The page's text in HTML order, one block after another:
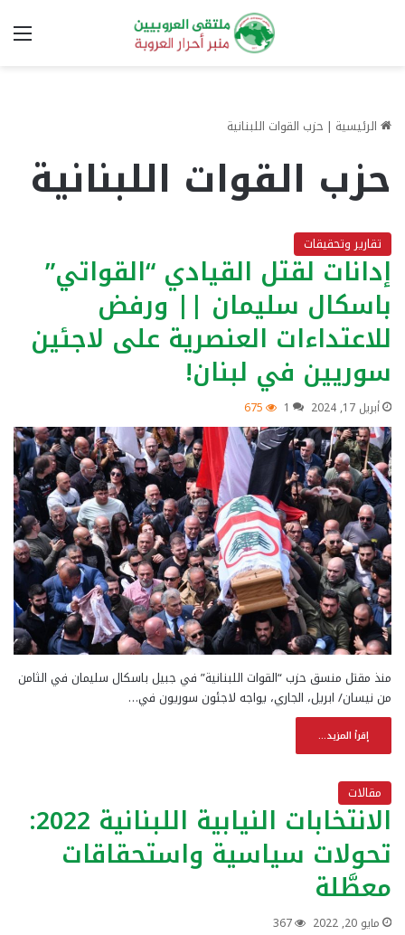
الرئيسية | حزب القوات اللبنانية
حزب القوات اللبنانية
تقارير وتحقيقات
إدانات لقتل القيادي “القواتي”
باسكال سليمان || ورفض
للاعتداءات العنصرية على لاجئين
سوريين في لبنان!
أبريل 17, 2024 1
675
منذ مقتل منسق حزب “القوات اللبنانية” في جبيل باسكال سليمان في الثامن
من نيسان/ ابريل، الجاري، يواجه لاجئون سوريون في…
إقرأ المزيد...
مقالات
الانتخابات النيابية اللبنانية 2022:
تحولات سياسية واستحقاقات
معطَّلة
مايو 20, 2022 367